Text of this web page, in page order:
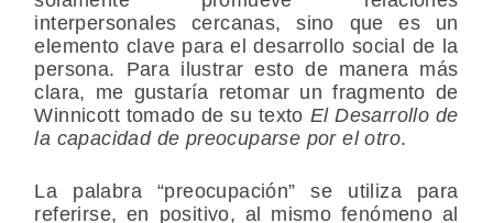
interpersonales cercanas, sino que es un
elemento clave para el desarrollo social de la
persona. Para ilustrar esto de manera más
clara, me gustaría retomar un fragmento de
Winnicott tomado de su texto El Desarrollo de
la capacidad de preocuparse por el otro.
La palabra “preocupación” se utiliza para
referirse, en positivo, al mismo fenómeno al